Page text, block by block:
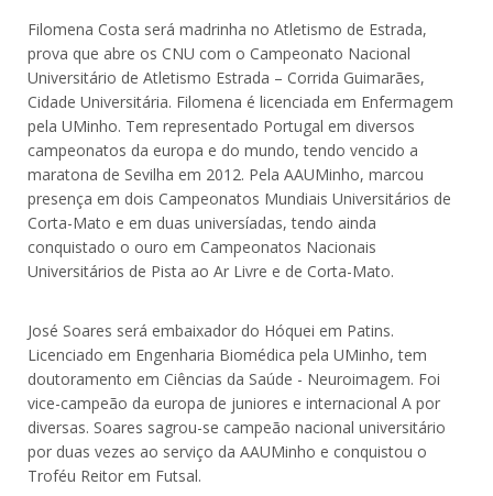
Filomena Costa será madrinha no Atletismo de Estrada,
prova que abre os CNU com o Campeonato Nacional
Universitário de Atletismo Estrada – Corrida Guimarães,
Cidade Universitária. Filomena é licenciada em Enfermagem
pela UMinho. Tem representado Portugal em diversos
campeonatos da europa e do mundo, tendo vencido a
maratona de Sevilha em 2012. Pela AAUMinho, marcou
presença em dois Campeonatos Mundiais Universitários de
Corta-Mato e em duas universíadas, tendo ainda
conquistado o ouro em Campeonatos Nacionais
Universitários de Pista ao Ar Livre e de Corta-Mato.
José Soares será embaixador do Hóquei em Patins.
Licenciado em Engenharia Biomédica pela UMinho, tem
doutoramento em Ciências da Saúde - Neuroimagem. Foi
vice-campeão da europa de juniores e internacional A por
diversas. Soares sagrou-se campeão nacional universitário
por duas vezes ao serviço da AAUMinho e conquistou o
Troféu Reitor em Futsal.